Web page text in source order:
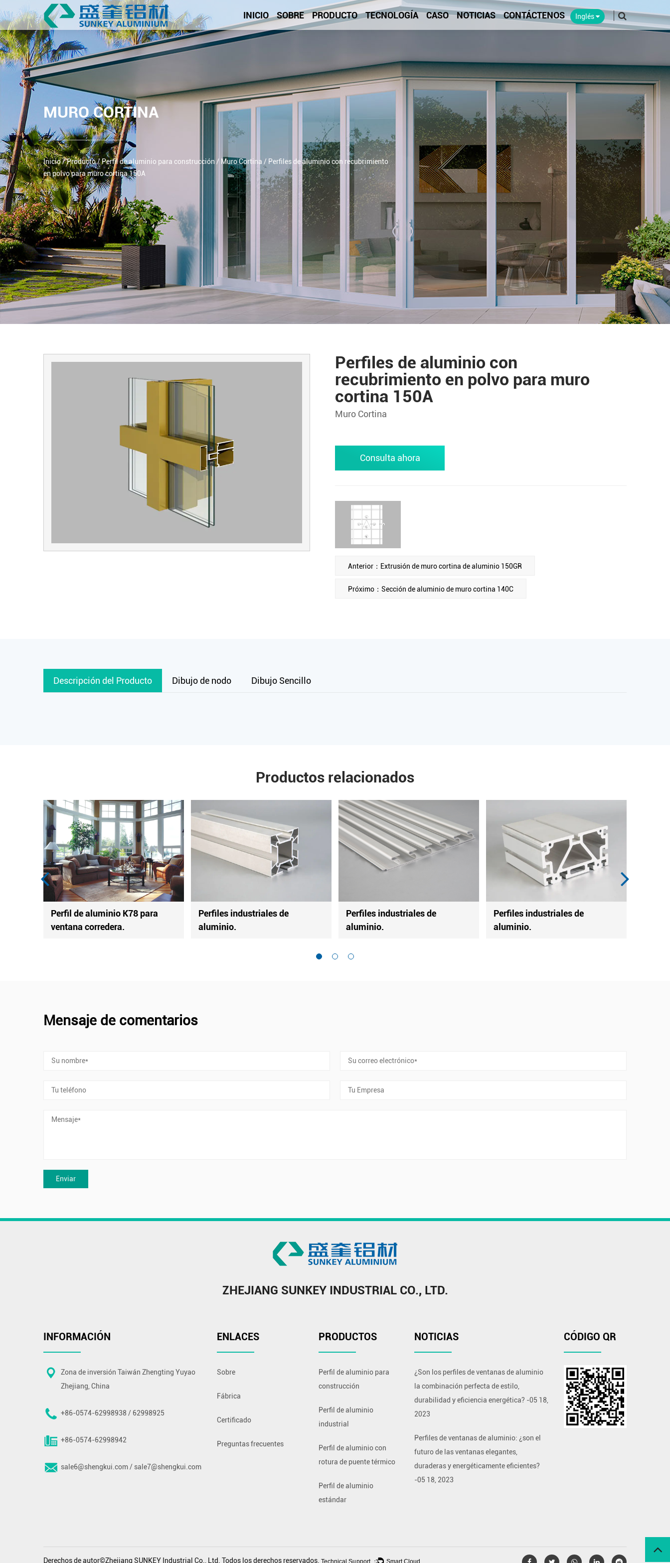
INICIO SOBRE PRODUCTO TECNOLOGÍA CASO NOTICIAS CONTÁCTENOS Inglés
MURO CORTINA
Inicio/Producto/Perfil de aluminio para construcción / Muro Cortina / Perfiles de aluminio con recubrimiento
en polvo para muro cortina 150A
Perfiles de aluminio con
recubrimiento en polvo para muro
cortina 150A
Muro Cortina
Consulta ahora
Anterior：Extrusión de muro cortina de aluminio 150GR
Próximo：Sección de aluminio de muro cortina 140C
Descripción del Producto Dibujo de nodo Dibujo Sencillo
Productos relacionados
Perfiles industriales de
aluminio.
Perfiles industriales de
Perfiles industriales de
Perfiles industriales de
Mensaje de comentarios
ZHEJIANG SUNKEY INDUSTRIAL CO., LTD.
INFORMACIÓN
Zona de inversión Taiwán Zhengting Yuyao
Zhejiang, China
+86-0574-62998938 / 62998925
+86-0574-62998942
sale6@shengkui.com/ sale7@shengkui.com
ENLACES
Sobre
Fábrica
Certificado
Preguntas frecuentes
PRODUCTOS
Perfil de aluminio para
construcción
Perfil de aluminio
industrial
Perfil de aluminio con
rotura de puente térmico
Perfil de aluminio
estándar
NOTICIAS
¿Son los perfiles de ventanas de aluminio
la combinación perfecta de estilo,
durabilidad y eficiencia energética? -05 18,
2023
Perfiles de ventanas de aluminio: ¿son el
futuro de las ventanas elegantes,
duraderas y energéticamente eficientes?
-05 18, 2023
CÓDIGO QR
Derechos de autor©Zhejiang SUNKEY Industrial Co., Ltd. Todos los derechos reservados. Technical Support ： Smart Cloud